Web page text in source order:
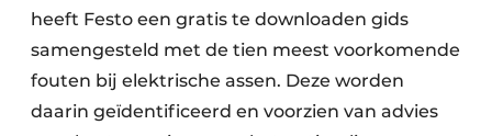
heeft Festo een gratis te downloaden gids
samengesteld met de tien meest voorkomende
fouten bij elektrische assen. Deze worden
daarin geïdentificeerd en voorzien van advies